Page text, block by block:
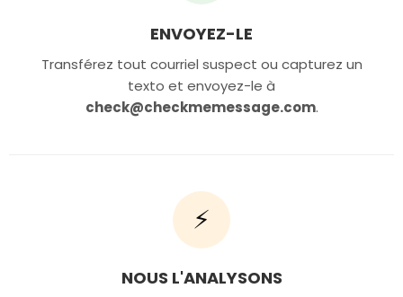
ENVOYEZ-LE
Transférez tout courriel suspect ou capturez un
texto et envoyez-le à
check@checkmemessage.com.
⚡
NOUS L'ANALYSONS